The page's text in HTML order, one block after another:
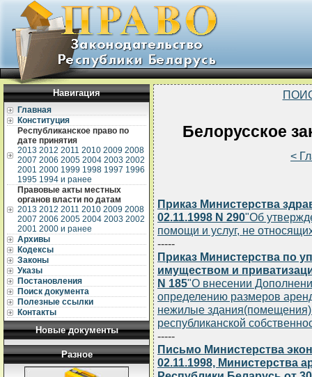
Навигация
Главная
Конституция
Республиканское право по
дате принятия
2013 2012 2011 2010 2009 2008
2007 2006 2005 2004 2003 2002
2001 2000 1999 1998 1997 1996
1995 1994 и ранее
Правовые акты местных
органов власти по датам
2013 2012 2011 2010 2009 2008
2007 2006 2005 2004 2003 2002
2001 2000 и ранее
Архивы
Кодексы
Законы
Указы
Постановления
Поиск документа
Полезные ссылки
Контакты
Новые документы
Разное
Белорусское
<
Приказ Министерства
02.11.1998 N 290"Об
помощи и услуг, не
-----
Приказ Министерства по
имуществом и
N 185"О внесении
определению размеров
нежилые здания
республиканской
-----
Письмо Министерства
02.11.1998, Министерства